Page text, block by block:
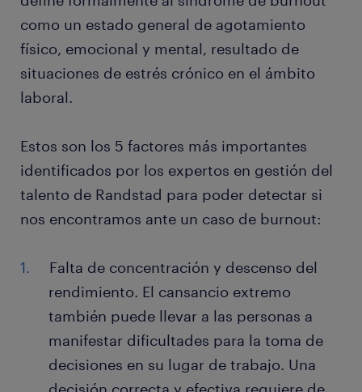
como un estado general de agotamiento
físico, emocional y mental, resultado de
situaciones de estrés crónico en el ámbito
laboral.
Estos son los 5 factores más importantes
identificados por los expertos en gestión del
talento de Randstad para poder detectar si
nos encontramos ante un caso de burnout:
Falta de concentración y descenso del
rendimiento. El cansancio extremo
también puede llevar a las personas a
manifestar dificultades para la toma de
decisiones en su lugar de trabajo. Una